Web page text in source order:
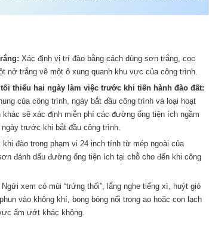
Xác định vị trí đào bằng cách dùng sơn trắng, cọc
nở trắng vẽ một ô xung quanh khu vực của công trình.
tối thiểu hai ngày làm việc trước khi tiến hành đào đất:
của công trình, ngày bắt đầu công trình và loại hoạt
sẽ xác định miễn phí các đường ống tiện ích ngầm
trước khi bắt đầu công trình.
đào trong phạm vi 24 inch tính từ mép ngoài của
đánh dấu đường ống tiện ích tại chỗ cho đến khi công
Ngửi xem có mùi “trứng thối”, lắng nghe tiếng xì, huýt gió
vào không khí, bong bóng nổi trong ao hoặc con lạch
ẩm ướt khác không.